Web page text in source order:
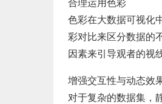
合理运用色彩
色彩在大数据可视化
彩对比来区分数据的
因素来引导观者的视
增强交互性与动态效
对于复杂的数据集，